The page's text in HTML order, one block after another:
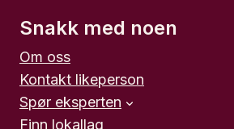
Snakk med noen
Om oss
Kontakt likeperson
Spør eksperten
Finn lokallag